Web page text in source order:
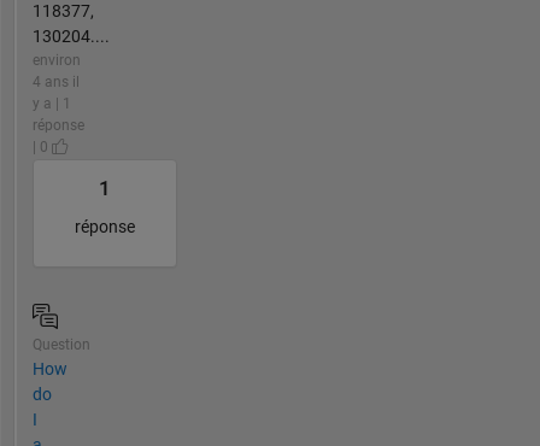
118377,
130204....
environ
4 ans il
y a | 1
réponse
| 0
1
réponse
Question
How
do
I